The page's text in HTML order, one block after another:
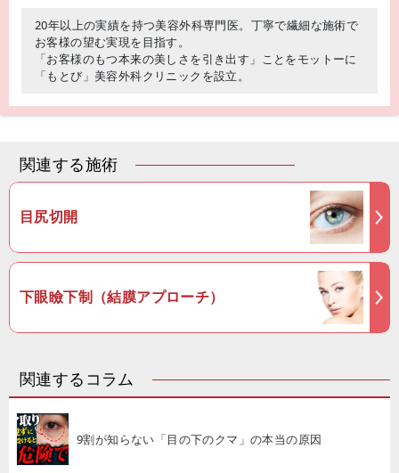
20年以上の実績を持つ美容外科専門医。丁寧で繊細な施術で
お客様の望む実現を目指す。
「お客様のもつ本来の美しさを引き出す」ことをモットーに
「もとび」美容外科クリニックを設立。
関連する施術
目尻切開
下眼瞼下制（結膜アプローチ）
関連するコラム
9割が知らない「目の下のクマ」の本当の原因